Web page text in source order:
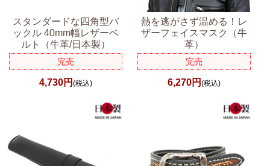
スタンダードな四角型バ
ックル 40mm幅レザーベ
ルト（牛革/日本製）
完売
4,730円(税込)
熱を逃がさず温める！レ
ザーフェイスマスク（牛
革）
完売
6,270円 (税込)